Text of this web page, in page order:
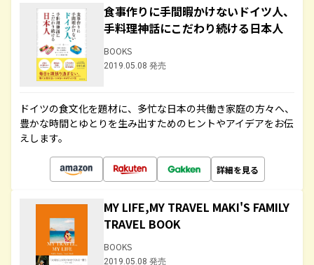
食事作りに手間暇かけないドイツ人、
手料理神話にこだわり続ける日本人
BOOKS
2019.05.08 発売
ドイツの食文化を題材に、多忙な日本の共働き家庭の方々へ、
豊かな時間とゆとりを生み出すためのヒントやアイデアをお伝
えします。
詳細を見る
MY LIFE,MY TRAVEL MAKI'S FAMILY
TRAVEL BOOK
BOOKS
2019.05.08 発売